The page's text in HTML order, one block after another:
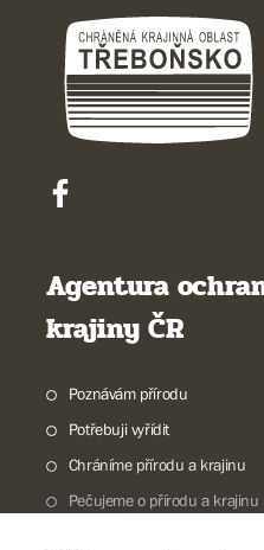
Agentura
krajiny ČR
Poznávám přírodu
Potřebuji vyřídit
Chráníme přírodu a krajinu
Pečujeme o přírodu a krajinu